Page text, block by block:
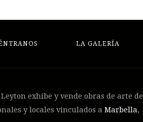
LA GALERÍA
exhibe y vende obras de arte de
y locales vinculados a Marbella,